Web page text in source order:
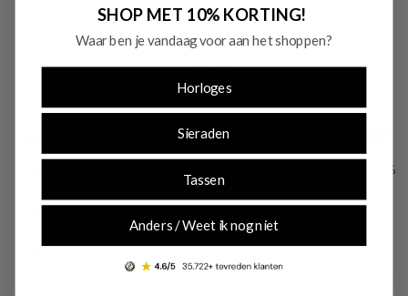
Swarovski
Swarovski Matrix Gold-coloured Bracelet 5658849
€ 161,00
Originele prijs: € 230,00
SHOP MET 10% KORTING!
Waar ben je vandaag voor aan het shoppen?
Horloges
Sieraden
Tassen
Anders / Weet ik nog niet